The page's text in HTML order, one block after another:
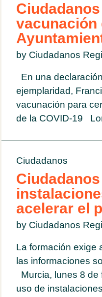
vacunación
by Ciudadanos
En una
ejemplaridad,
vacunación para
de la COVID-19
Ciudadanos
acelerar el
by Ciudadanos
La formación exige
las informaciones
Murcia, lunes 8
uso de